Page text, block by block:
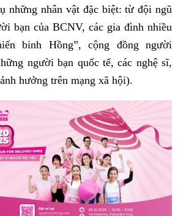
những nhân vật đặc biệt: từ đội ngũ
bạn của BCNV, các gia đình nhiều
binh Hồng”, cộng đồng người
người bạn quốc tế, các nghệ sĩ,
hưởng trên mạng xã hội).